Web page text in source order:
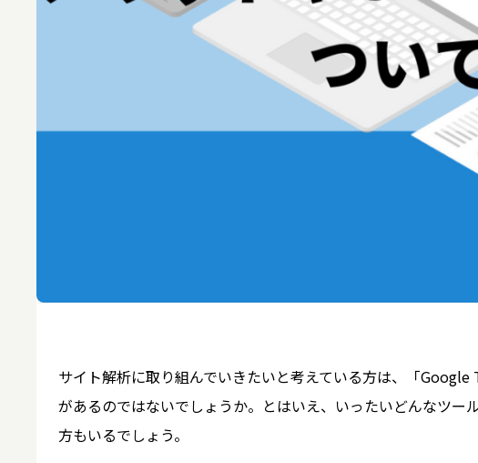
サイト解析に取り組んでいきたいと考えている方は、「
があるのではないでしょうか。とはいえ、いったいどんなツ
方もいるでしょう。